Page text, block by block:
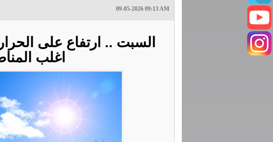
09-05-2026 09:13 AM
السبت .. ارتفاع على
اغلب